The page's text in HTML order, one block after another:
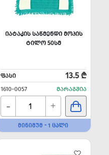
ᲘᲐᲢᲐᲙᲘᲡ ᲡᲐᲬᲛᲔᲜᲓᲘ ᲛᲝᲞᲘᲡ
ᲢᲘᲚᲝ 50ᲡᲛ
ᲤᲐᲡᲘ 13.5 ₾
1610-0057 ᲛᲐᲠᲐᲒᲨᲘᲐ
- +
ᲛᲘᲜᲘᲛᲣᲛ - 1 ᲪᲐᲚᲘ